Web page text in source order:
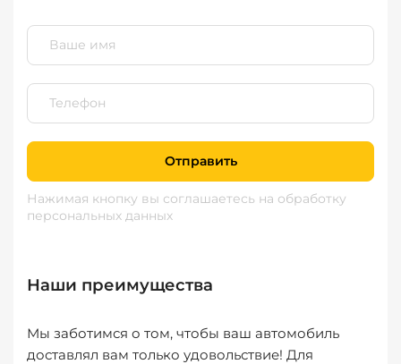
Отправить
Нажимая кнопку вы соглашаетесь на обработку
персональных данных
Наши преимущества
Мы заботимся о том, чтобы ваш автомобиль
доставлял вам только удовольствие! Для